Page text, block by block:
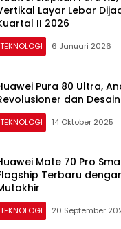
Layar Lebar
II 2026
TEKNOLOGI 6 Januari 2026
Pura 80 Ultra,
dan
TEKNOLOGI 14 Oktober 2025
Mate 70 Pro
Terbaru
TEKNOLOGI 20 September